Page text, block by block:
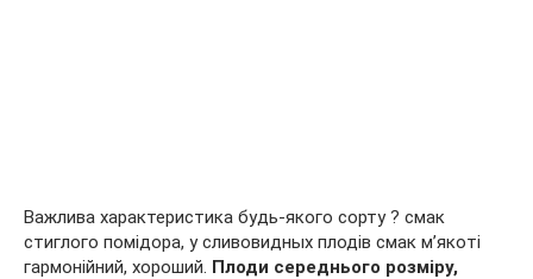
Важлива характеристика будь-якого сорту ? смак
стиглого помідора, у сливовидных плодів смак м’якоті
гармонійний, хороший. Плоди середнього розміру,